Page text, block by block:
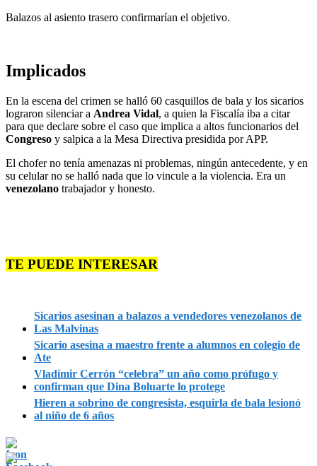
Balazos al asiento trasero confirmarían el objetivo.
Implicados
En la escena del crimen se halló 60 casquillos de bala y los sicarios
lograron silenciar a Andrea Vidal, a quien la Fiscalía iba a citar
para que declare sobre el caso que implica a altos funcionarios del
Congreso y salpica a la Mesa Directiva presidida por APP.
El chofer no tenía amenazas ni problemas, ningún antecedente, y en
su celular no se halló nada que lo vincule a la violencia. Era un
venezolano trabajador y honesto.
TE PUEDE INTERESAR
Sicarios asesinan a balazos a vendedores venezolanos de
Las Malvinas
Sicario asesina a maestro frente a alumnos en colegio de
Ate
Vladimir Cerrón “celebra” un año como prófugo y
confirman que Dina Boluarte lo protege
Hieren a sobrino de congresista, esquirla de bala lesionó
al niño de 6 años